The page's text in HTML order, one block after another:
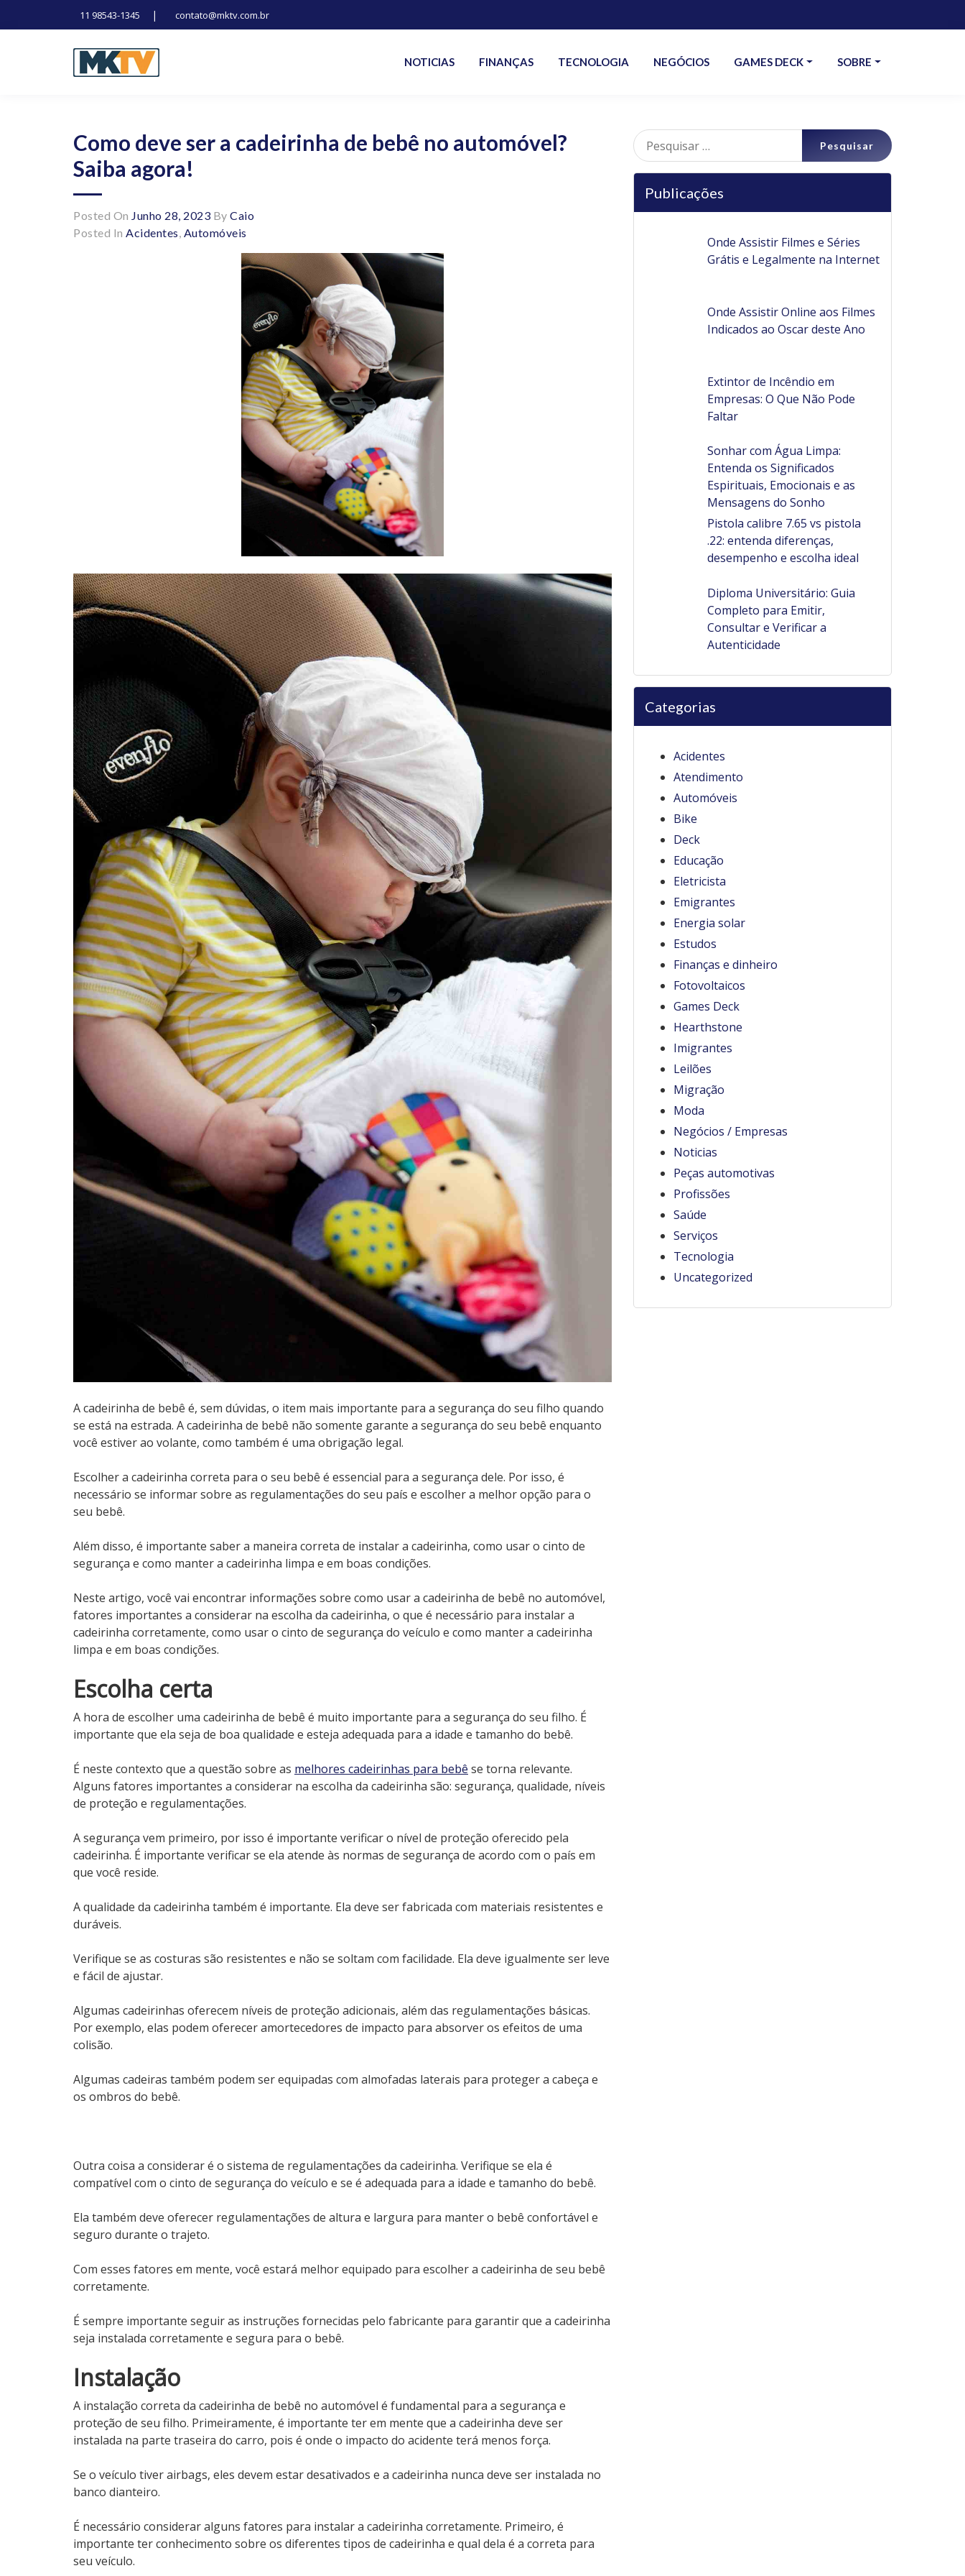
11 98543-1345 | contato@mktv.com.br
NOTICIAS FINANÇAS TECNOLOGIA NEGÓCIOS GAMES DECK SOBRE
Como deve ser a cadeirinha de bebê no automóvel?
Saiba agora!
Posted On Junho 28, 2023 By Caio
Posted In Acidentes, Automóveis
A cadeirinha de bebê é, sem dúvidas, o item mais importante para a segurança do seu filho quando
se está na estrada. A cadeirinha de bebê não somente garante a segurança do seu bebê enquanto
você estiver ao volante, como também é uma obrigação legal.
Escolher a cadeirinha correta para o seu bebê é essencial para a segurança dele. Por isso, é
necessário se informar sobre as regulamentações do seu país e escolher a melhor opção para o
seu bebê.
Além disso, é importante saber a maneira correta de instalar a cadeirinha, como usar o cinto de
segurança e como manter a cadeirinha limpa e em boas condições.
Neste artigo, você vai encontrar informações sobre como usar a cadeirinha de bebê no automóvel,
fatores importantes a considerar na escolha da cadeirinha, o que é necessário para instalar a
cadeirinha corretamente, como usar o cinto de segurança do veículo e como manter a cadeirinha
limpa e em boas condições.
Escolha certa
A hora de escolher uma cadeirinha de bebê é muito importante para a segurança do seu filho. É
importante que ela seja de boa qualidade e esteja adequada para a idade e tamanho do bebê.
É neste contexto que a questão sobre as melhores cadeirinhas para bebê se torna relevante.
Alguns fatores importantes a considerar na escolha da cadeirinha são: segurança, qualidade, níveis
de proteção e regulamentações.
A segurança vem primeiro, por isso é importante verificar o nível de proteção oferecido pela
cadeirinha. É importante verificar se ela atende às normas de segurança de acordo com o país em
que você reside.
A qualidade da cadeirinha também é importante. Ela deve ser fabricada com materiais resistentes e
duráveis.
Verifique se as costuras são resistentes e não se soltam com facilidade. Ela deve igualmente ser leve
e fácil de ajustar.
Algumas cadeirinhas oferecem níveis de proteção adicionais, além das regulamentações básicas.
Por exemplo, elas podem oferecer amortecedores de impacto para absorver os efeitos de uma
colisão.
Algumas cadeiras também podem ser equipadas com almofadas laterais para proteger a cabeça e
os ombros do bebê.
Outra coisa a considerar é o sistema de regulamentações da cadeirinha. Verifique se ela é
compatível com o cinto de segurança do veículo e se é adequada para a idade e tamanho do bebê.
Ela também deve oferecer regulamentações de altura e largura para manter o bebê confortável e
seguro durante o trajeto.
Com esses fatores em mente, você estará melhor equipado para escolher a cadeirinha de seu bebê
corretamente.
É sempre importante seguir as instruções fornecidas pelo fabricante para garantir que a cadeirinha
seja instalada corretamente e segura para o bebê.
Instalação
A instalação correta da cadeirinha de bebê no automóvel é fundamental para a segurança e
proteção de seu filho. Primeiramente, é importante ter em mente que a cadeirinha deve ser
instalada na parte traseira do carro, pois é onde o impacto do acidente terá menos força.
Se o veículo tiver airbags, eles devem estar desativados e a cadeirinha nunca deve ser instalada no
banco dianteiro.
É necessário considerar alguns fatores para instalar a cadeirinha corretamente. Primeiro, é
importante ter conhecimento sobre os diferentes tipos de cadeirinha e qual dela é a correta para
seu veículo.
Pesquisar
por:
Publicações
Onde Assistir Filmes e Séries
Grátis e Legalmente na Internet
Onde Assistir Online aos Filmes
Indicados ao Oscar deste Ano
Extintor de Incêndio em
Empresas: O Que Não Pode
Faltar
Sonhar com Água Limpa:
Entenda os Significados
Espirituais, Emocionais e as
Mensagens do Sonho
Pistola calibre 7.65 vs pistola
.22: entenda diferenças,
desempenho e escolha ideal
Diploma Universitário: Guia
Completo para Emitir,
Consultar e Verificar a
Autenticidade
Categorias
Acidentes
Atendimento
Automóveis
Bike
Deck
Educação
Eletricista
Emigrantes
Energia solar
Estudos
Finanças e dinheiro
Fotovoltaicos
Games Deck
Hearthstone
Imigrantes
Leilões
Migração
Moda
Negócios / Empresas
Noticias
Peças automotivas
Profissões
Saúde
Serviços
Tecnologia
Uncategorized